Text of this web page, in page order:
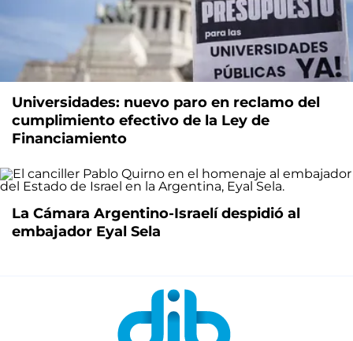
Universidades: nuevo paro en reclamo del
cumplimiento efectivo de la Ley de
Financiamiento
La Cámara Argentino-Israelí despidió al
embajador Eyal Sela